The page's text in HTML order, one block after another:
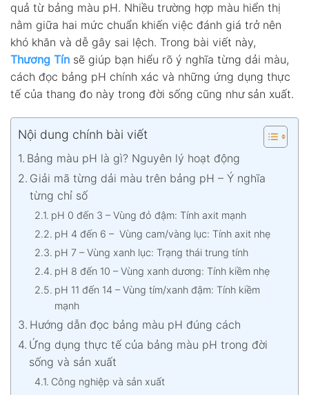
quả từ bảng màu pH. Nhiều trường hợp màu hiển thị
nằm giữa hai mức chuẩn khiến việc đánh giá trở nên
khó khăn và dễ gây sai lệch. Trong bài viết này,
Thương Tín sẽ giúp bạn hiểu rõ ý nghĩa từng dải màu,
cách đọc bảng pH chính xác và những ứng dụng thực
tế của thang đo này trong đời sống cũng như sản xuất.
Nội dung chính bài viết
Bảng màu pH là gì? Nguyên lý hoạt động
Giải mã từng dải màu trên bảng pH – Ý nghĩa
từng chỉ số
pH 0 đến 3 – Vùng đỏ đậm: Tính axit mạnh
pH 4 đến 6 – Vùng cam/vàng lục: Tính axit nhẹ
pH 7 – Vùng xanh lục: Trạng thái trung tính
pH 8 đến 10 – Vùng xanh dương: Tính kiềm nhẹ
pH 11 đến 14 – Vùng tím/xanh đậm: Tính kiềm
mạnh
Hướng dẫn đọc bảng màu pH đúng cách
Ứng dụng thực tế của bảng màu pH trong đời
sống và sản xuất
Công nghiệp và sản xuất